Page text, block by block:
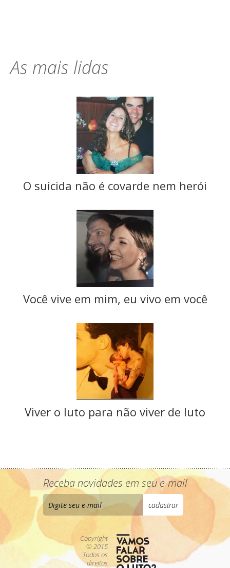
As mais lidas
O suicida não é covarde nem herói
Você vive em mim, eu vivo em você
Viver o luto para não viver de luto
Copyright
© 2015
Todos os
direitos
Receba novidades em seu e-mail